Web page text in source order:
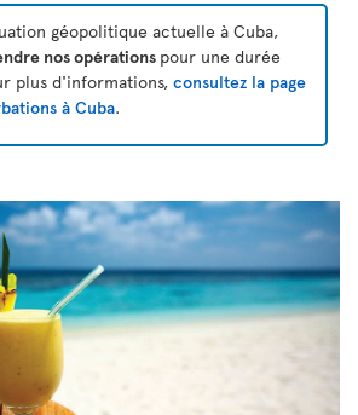
géopolitique actuelle à Cuba,
nos opérations pour une durée
plus d'informations, consultez la page
à Cuba.